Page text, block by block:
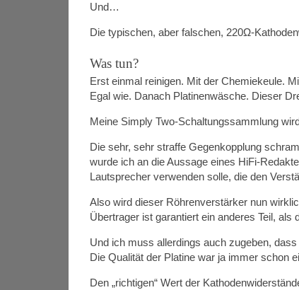
Und…
Die typischen, aber falschen, 220Ω-
Was tun?
Erst einmal reinigen. Mit der Chemiekeule.
Egal wie. Danach Platinenwäsche. Dieser
Meine Simply Two-Schaltungssammlung
Die sehr, sehr straffe Gegenkopplung
wurde ich an die Aussage eines HiFi-
Lautsprecher verwenden solle, die den
Also wird dieser Röhrenverstärker nun
Übertrager ist garantiert ein anderes Teil, als
Und ich muss allerdings auch zugeben,
Die Qualität der Platine war ja immer schon
Den „richtigen“ Wert der